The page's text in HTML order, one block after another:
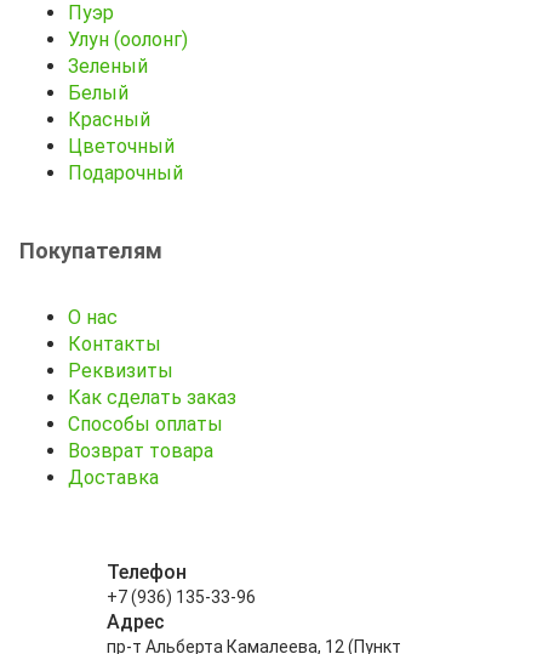
Пуэр
Улун (оолонг)
Зеленый
Белый
Красный
Цветочный
Подарочный
Покупателям
О нас
Контакты
Реквизиты
Как сделать заказ
Способы оплаты
Возврат товара
Доставка
Телефон
+7 (936) 135-33-96
Адрес
пр-т Альберта Камалеева, 12 (Пункт